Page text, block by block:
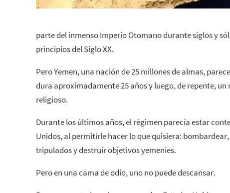
parte del inmenso Imperio Otomano durante siglos y
principios del Siglo XX.
Pero Yemen, una nación de 25 millones de almas,
dura aproximadamente 25 años y luego, de repente,
religioso.
Durante los últimos años, el régimen parecía estar
Unidos, al permitirle hacer lo que quisiera:
tripulados y destruir objetivos yemeníes.
Pero en una cama de odio, uno no puede descansar.